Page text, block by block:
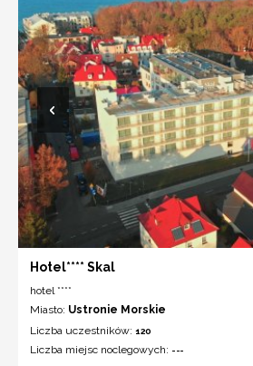
Hotel**** Skal
hotel ****
Miasto: Ustronie Morskie
Liczba uczestników: 120
Liczba miejsc noclegowych: ---